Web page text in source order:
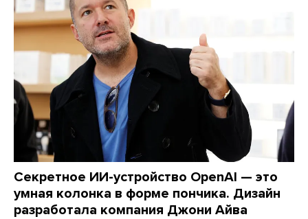
Секретное ИИ-устройство OpenAI — это
умная колонка в форме пончика. Дизайн
разработала компания Джони Айва